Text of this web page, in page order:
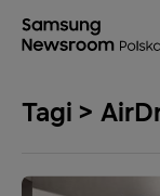
Tagi >